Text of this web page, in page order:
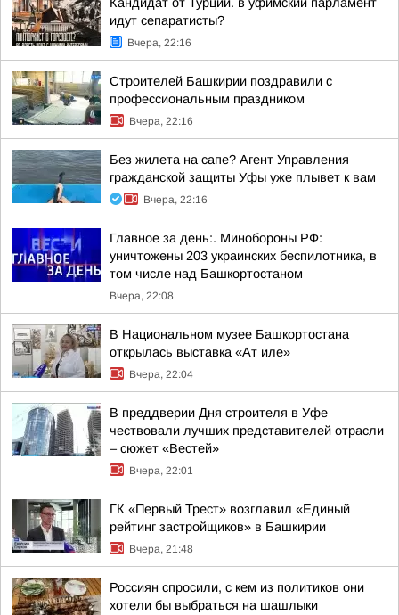
идут сепаратисты?
Вчера, 22:16
Строителей Башкирии поздравили с
профессиональным праздником
Вчера, 22:16
Без жилета на сапе? Агент Управления
гражданской защиты Уфы уже плывет к вам
Вчера, 22:16
Главное за день:. Минобороны РФ:
уничтожены 203 украинских беспилотника, в
том числе над Башкортостаном
Вчера, 22:08
В Национальном музее Башкортостана
открылась выставка «Ат иле»
Вчера, 22:04
В преддверии Дня строителя в Уфе
чествовали лучших представителей отрасли
– сюжет «Вестей»
Вчера, 22:01
ГК «Первый Трест» возглавил «Единый
рейтинг застройщиков» в Башкирии
Вчера, 21:48
Россиян спросили, с кем из политиков они
хотели бы выбраться на шашлыки